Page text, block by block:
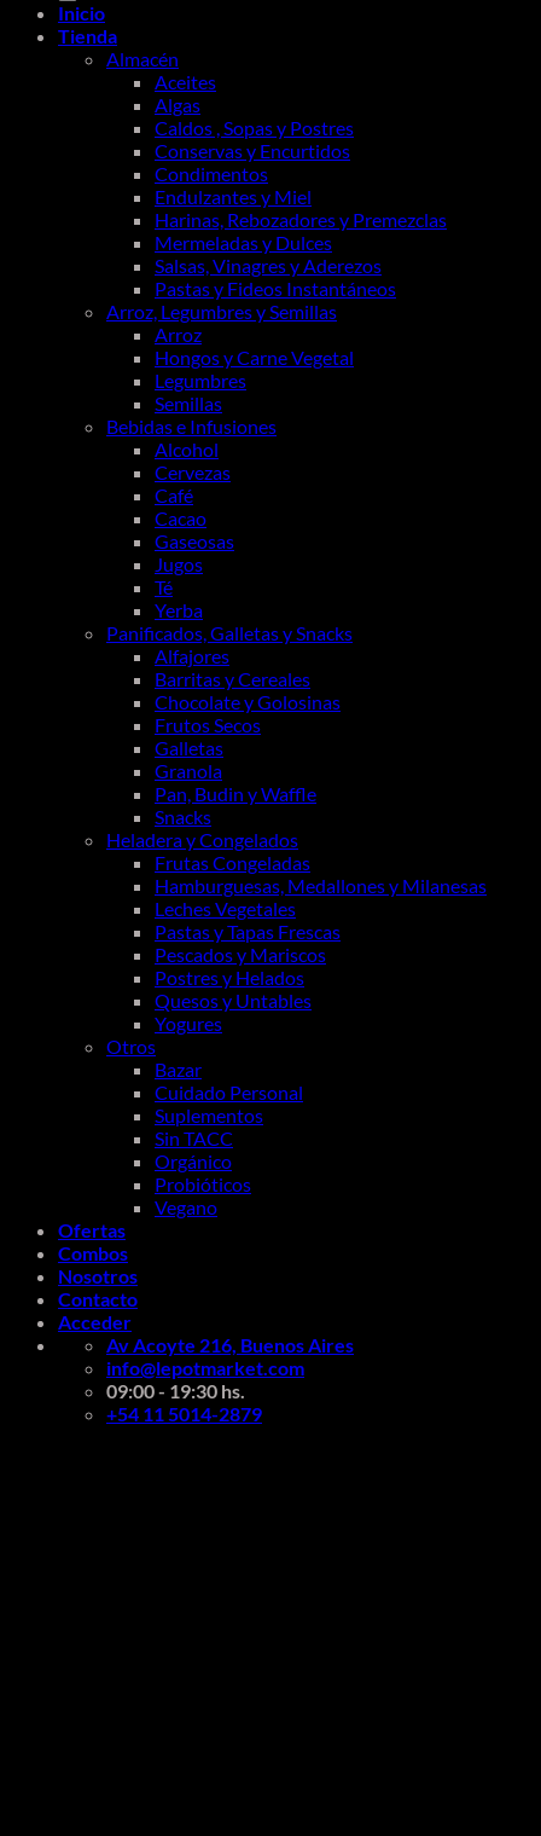
Inicio
Tienda
Almacén
Aceites
Algas
Caldos , Sopas y Postres
Conservas y Encurtidos
Condimentos
Endulzantes y Miel
Harinas, Rebozadores y Premezclas
Mermeladas y Dulces
Salsas, Vinagres y Aderezos
Pastas y Fideos Instantáneos
Arroz, Legumbres y Semillas
Arroz
Hongos y Carne Vegetal
Legumbres
Semillas
Bebidas e Infusiones
Alcohol
Cervezas
Café
Cacao
Gaseosas
Jugos
Té
Yerba
Panificados, Galletas y Snacks
Alfajores
Barritas y Cereales
Chocolate y Golosinas
Frutos Secos
Galletas
Granola
Pan, Budin y Waffle
Snacks
Heladera y Congelados
Frutas Congeladas
Hamburguesas, Medallones y Milanesas
Leches Vegetales
Pastas y Tapas Frescas
Pescados y Mariscos
Postres y Helados
Quesos y Untables
Yogures
Otros
Bazar
Cuidado Personal
Suplementos
Sin TACC
Orgánico
Probióticos
Vegano
Ofertas
Combos
Nosotros
Contacto
Acceder
Av Acoyte 216, Buenos Aires
info@lepotmarket.com
09:00 - 19:30 hs.
+54 11 5014-2879